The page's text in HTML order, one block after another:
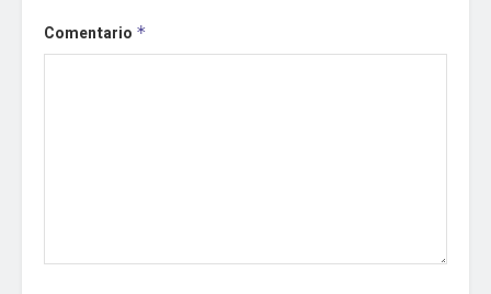
Comentario *